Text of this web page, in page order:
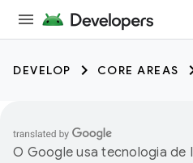
DEVELOP CORE AREAS
O Google usa tecnologia de